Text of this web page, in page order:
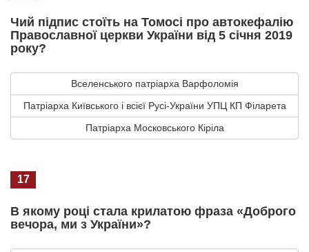
Чий підпис стоїть на Томосі про автокефалію
Православної церкви України від 5 січня 2019
року?
Вселенського патріарха Варфоломія
Патріарха Київського і всієї Русі-України УПЦ КП Філарета
Патріарха Московського Кіріла
17
В якому році стала крилатою фраза «Доброго
вечора, ми з України»?